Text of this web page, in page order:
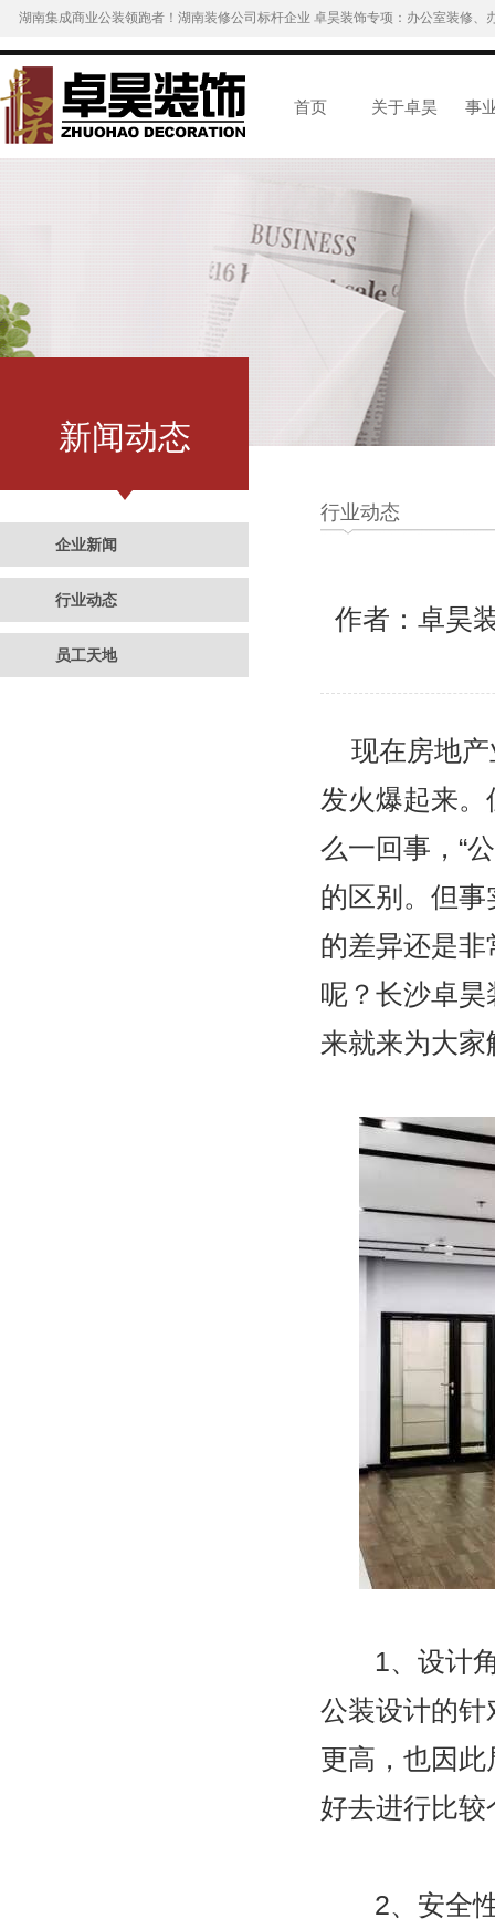
湖南集成商业公装领跑者！湖南装修公司标杆企业 卓昊装饰专项：办公室装修
首页 关于卓昊 事
新闻动态
企业新闻
行业动态
员工天地
行业动态
作者：卓
现在房地产
发火爆起来
么一回事，“
的区别。但
的差异还是非
呢？长沙卓
来就来为大家
1、设计
公装设计的
更高，也因
好去进行比
2、安全